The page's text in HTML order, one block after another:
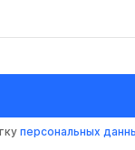
персональных